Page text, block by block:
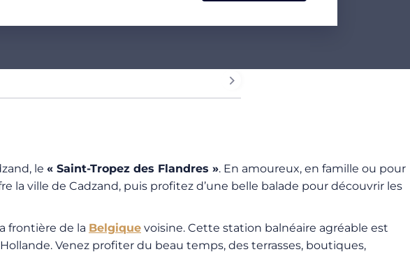
le « Saint-Tropez des Flandres ». En amoureux, en famille ou pour
la ville de Cadzand, puis profitez d’une belle balade pour découvrir les
frontière de la Belgique voisine. Cette station balnéaire agréable est
Venez profiter du beau temps, des terrasses, boutiques,